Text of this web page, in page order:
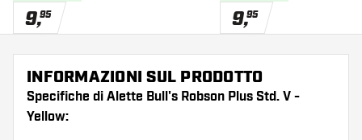
9,95 9,95
INFORMAZIONI SUL PRODOTTO
Specifiche di Alette Bull's Robson Plus Std. V -
Yellow: